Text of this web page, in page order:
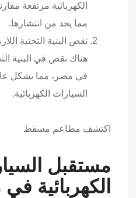
الكهربائية مرتفعة
مما يحد من انتشارها.
نقص البنية التحتية
هناك نقص في البنية
في مصر، مما يشكل
السيارات الكهربائية.
اكتشف مطاعم مسقط
مستقبل
الكهربائية